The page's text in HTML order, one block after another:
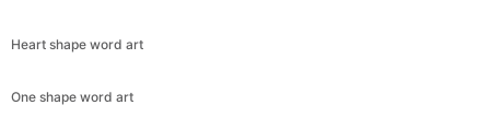
Heart shape word art
One shape word art